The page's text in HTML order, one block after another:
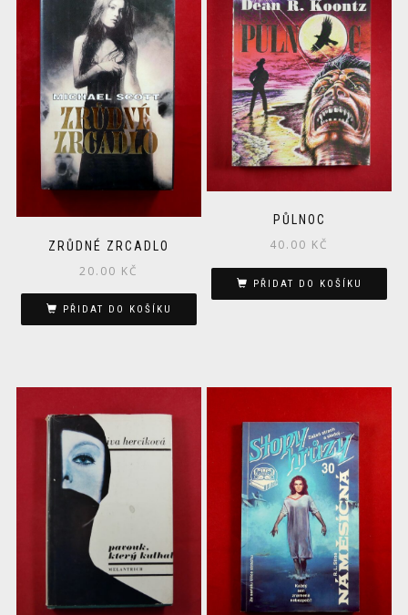
ZRŮDNÉ ZRCADLO
20.00 KČ
PŘIDAT DO KOŠÍKU
PŮLNOC
40.00 KČ
PŘIDAT DO KOŠÍKU